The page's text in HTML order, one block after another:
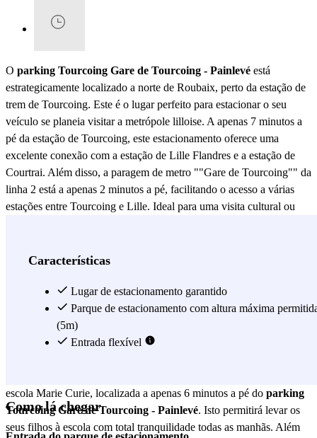
O parking Tourcoing Gare de Tourcoing - Painlevé está
estrategicamente localizado a norte de Roubaix, perto da estação de
trem de Tourcoing. Este é o lugar perfeito para estacionar o seu
veículo se planeia visitar a metrópole lilloise. A apenas 7 minutos a
pé da estação de Tourcoing, este estacionamento oferece uma
excelente conexão com a estação de Lille Flandres e a estação de
Courtrai. Além disso, a paragem de metro ""Gare de Tourcoing"" da
linha 2 está a apenas 2 minutos a pé, facilitando o acesso a várias
estações entre Tourcoing e Lille. Ideal para uma visita cultural ou
parking Tourcoing Gare de Tourcoing - Painlevé
livros. No que diz respeito à vida prática, aqueles que precisem fazer
as suas compras encontrarão o supermercado Leader Price a apenas
4 minutos a pé. Também há um conveniente acesso a um correio
postal a 2 minutos e à farmácia Vitale a 3 minutos caminhando pela
escola Marie Curie, localizada a apenas 6 minutos a pé do parking
Tourcoing Gare de Tourcoing - Painlevé. Isto permitirá levar os
seus filhos à escola com total tranquilidade todas as manhãs. Além
Características
Lugar de estacionamento garantido
Parque de estacionamento com altura máxima
(5m)
Entrada flexível
Como lá chegar